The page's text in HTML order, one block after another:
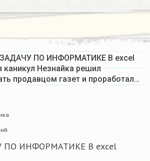
ПО ИНФОРМАТИКЕ В excel
каникул Незнайка решил
продавцом газет и проработал…
ПО ИНФОРМАТИКЕ В excel